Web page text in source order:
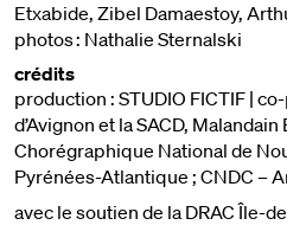
Etxabide, Zibel Damaestoy,
photos : Nathalie Sternalski
crédits
production : STUDIO FICTIF |
d’Avignon et la SACD,
Chorégraphique National de
Pyrénées-Atlantique ; CNDC –
avec le soutien de la DRAC Île-